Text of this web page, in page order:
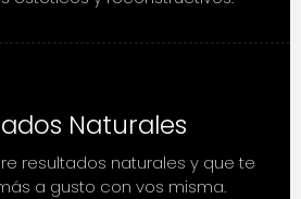
Naturales
resultados naturales y que te
a gusto con vos misma.